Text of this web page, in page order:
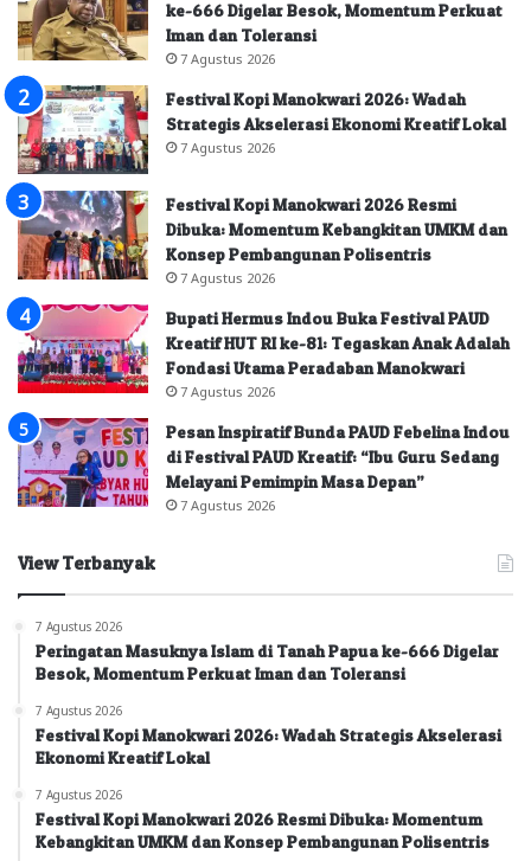
ke-666 Digelar Besok, Momentum Perkuat
Iman dan Toleransi
7 Agustus 2026
Festival Kopi Manokwari 2026: Wadah
Strategis Akselerasi Ekonomi Kreatif Lokal
7 Agustus 2026
Festival Kopi Manokwari 2026 Resmi
Dibuka: Momentum Kebangkitan UMKM dan
Konsep Pembangunan Polisentris
7 Agustus 2026
Bupati Hermus Indou Buka Festival PAUD
Kreatif HUT RI ke-81: Tegaskan Anak Adalah
Fondasi Utama Peradaban Manokwari
7 Agustus 2026
Pesan Inspiratif Bunda PAUD Febelina Indou
di Festival PAUD Kreatif: “Ibu Guru Sedang
Melayani Pemimpin Masa Depan”
7 Agustus 2026
View Terbanyak
7 Agustus 2026
Peringatan Masuknya Islam di Tanah Papua ke-666 Digelar
Besok, Momentum Perkuat Iman dan Toleransi
7 Agustus 2026
Festival Kopi Manokwari 2026: Wadah Strategis Akselerasi
Ekonomi Kreatif Lokal
7 Agustus 2026
Festival Kopi Manokwari 2026 Resmi Dibuka: Momentum
Kebangkitan UMKM dan Konsep Pembangunan Polisentris